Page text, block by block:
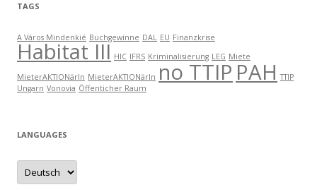
TAGS
A Város Mindenkié Buchgewinne DAL EU Finanzkrise
Habitat III HIC IFRS Kriminalisierung LEG Miete
MieterAKTIONärIn MieterAKTIONärIn no TTIP PAH TTIP
Ungarn Vonovia Öffenticher Raum
LANGUAGES
languages